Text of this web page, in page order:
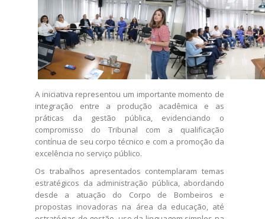
A iniciativa representou um importante momento de
integração entre a produção acadêmica e as
práticas da gestão pública, evidenciando o
compromisso do Tribunal com a qualificação
contínua de seu corpo técnico e com a promoção da
excelência no serviço público. ​
Os trabalhos apresentados contemplaram temas
estratégicos da administração pública, abordando
desde a atuação do Corpo de Bombeiros e
propostas inovadoras na área da educação, até